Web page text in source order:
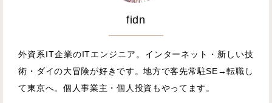
fidn
外資系IT企業のITエンジニア。インターネット・新しい技
術・ダイの大冒険が好きです。地方で客先常駐SE→転職し
て東京へ。個人事業主・個人投資もやってます。